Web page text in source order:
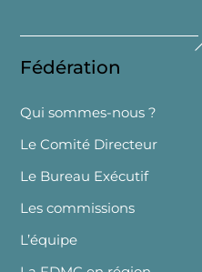
Fédération
Qui sommes-nous ?
Le Comité Directeur
Le Bureau Exécutif
Les commissions
L’équipe